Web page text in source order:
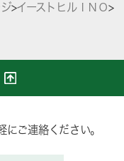
>イーストヒルＩＮＯ>
ご連絡ください。